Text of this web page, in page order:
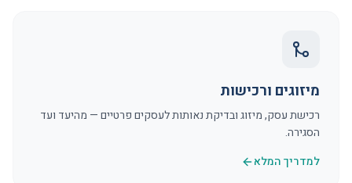
מיזוגים ורכישות
רכישת עסק, מיזוג ובדיקת נאותות לעסקים פרטיים — מהיעד ועד
הסגירה.
למדריך המלא